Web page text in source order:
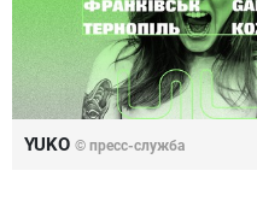
YUKO © пресс-служба